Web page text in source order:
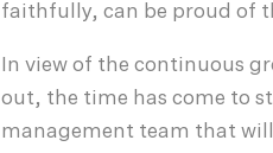
faithfully, can be proud of
In view of the continuous
out, the time has come to
management team that